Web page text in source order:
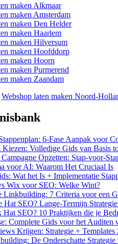
maken Alkmaar
maken Amsterdam
maken Den Helder
maken Haarlem
maken Hilversum
maken Hoofddorp
maken Hoorn
maken Purmerend
maken Zaandam
Webshop laten maken Noord-
6-Fase Aanpak voor
Kiezen: Volledige Gids van Basis
Opzetten: Stap-voor-
voor AI: Waarom Het Cruciaal Is
Wat het Is + Implementatie
Wix voor SEO: Welke Wint?
Linkbuilding: 7 Criteria voor een
Hat SEO? Lange-Termijn
Hat SEO? 10 Praktijken die je
Complete Gids voor het Auditen
Krijgen: Strategie +
De Onderschatte